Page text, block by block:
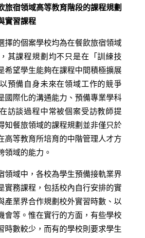
旅宿領域高等教育階段的課程規劃
實習課程
的個案學校均為在餐飲旅宿領域
其課程規劃均不只是在「訓練技
希望學生能夠在課程中間積極擴展
預備自身未來在領域工作的競爭
國際化的溝通能力、預備專業學科
訪談過程中常被個案受訪教師提
知餐旅領域的課程規劃並非僅只於
高等教育所培育的中階管理人才方
領域的能力。
域中，各校為學生預備接軌業界
實務課程，包括校內自行安排的實
產業界合作規劃校外實習時數、以
會等。惟在實行的方面，有些學校
時數較少，而有的學校則要求學生